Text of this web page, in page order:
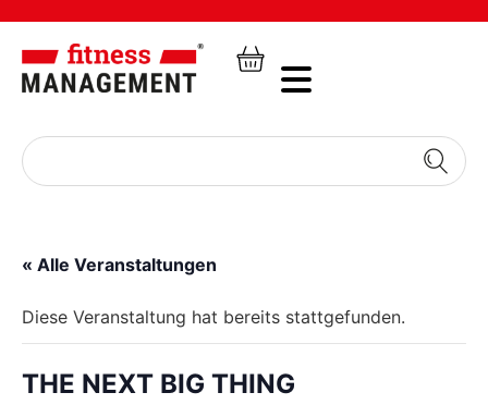
« Alle Veranstaltungen
Diese Veranstaltung hat bereits stattgefunden.
THE NEXT BIG THING